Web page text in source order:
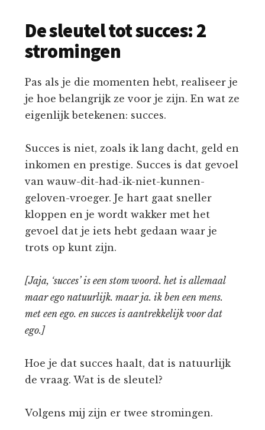
De sleutel tot succes: 2
stromingen
Pas als je die momenten hebt, realiseer je
je hoe belangrijk ze voor je zijn. En wat ze
eigenlijk betekenen: succes.
Succes is niet, zoals ik lang dacht, geld en
inkomen en prestige. Succes is dat gevoel
van wauw-dit-had-ik-niet-kunnen-
geloven-vroeger. Je hart gaat sneller
kloppen en je wordt wakker met het
gevoel dat je iets hebt gedaan waar je
trots op kunt zijn.
[Jaja, ‘succes’ is een stom woord. het is allemaal
maar ego natuurlijk. maar ja. ik ben een mens.
met een ego. en succes is aantrekkelijk voor dat
ego.]
Hoe je dat succes haalt, dat is natuurlijk
de vraag. Wat is de sleutel?
Volgens mij zijn er twee stromingen.